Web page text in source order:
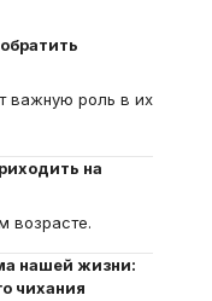
важную роль в их
на
возрасте.
нашей жизни:
чихания